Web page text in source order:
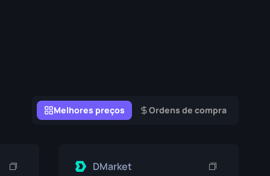
Melhores preços Ordens de compra
DMarket